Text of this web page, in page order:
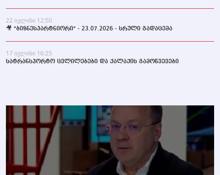
22 ივლისი 12:50
🎥 "ბიზნესპარტნიორი" - 23.07.2026 - სრული გადაცემა
17 ივლისი 16:25
სატრანსპორტო ცვლილებები და ქალაქის გამოწვევები